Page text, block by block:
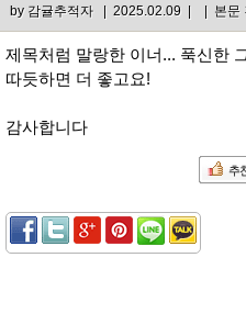
by 감귤추적자| 2025.02.09 | | 본문
제목처럼 말랑한 이너... 푹신한
따듯하면 더 좋고요!
감사합니다
추